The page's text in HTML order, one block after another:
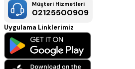
Müşteri Hizmetleri
02125500909
Uygulama Linklerimiz